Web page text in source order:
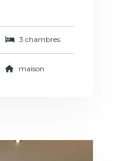
3 chambres
maison